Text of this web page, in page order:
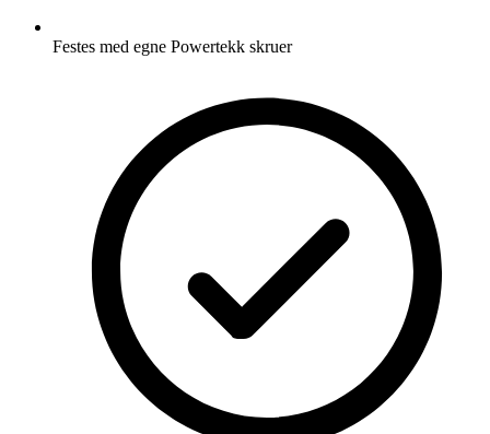
Festes med egne Powertekk skruer